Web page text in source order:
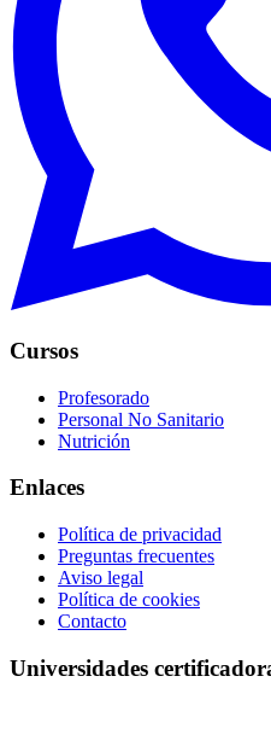
Cursos
Profesorado
Personal No Sanitario
Nutrición
Enlaces
Política de privacidad
Preguntas frecuentes
Aviso legal
Política de cookies
Contacto
Universidades